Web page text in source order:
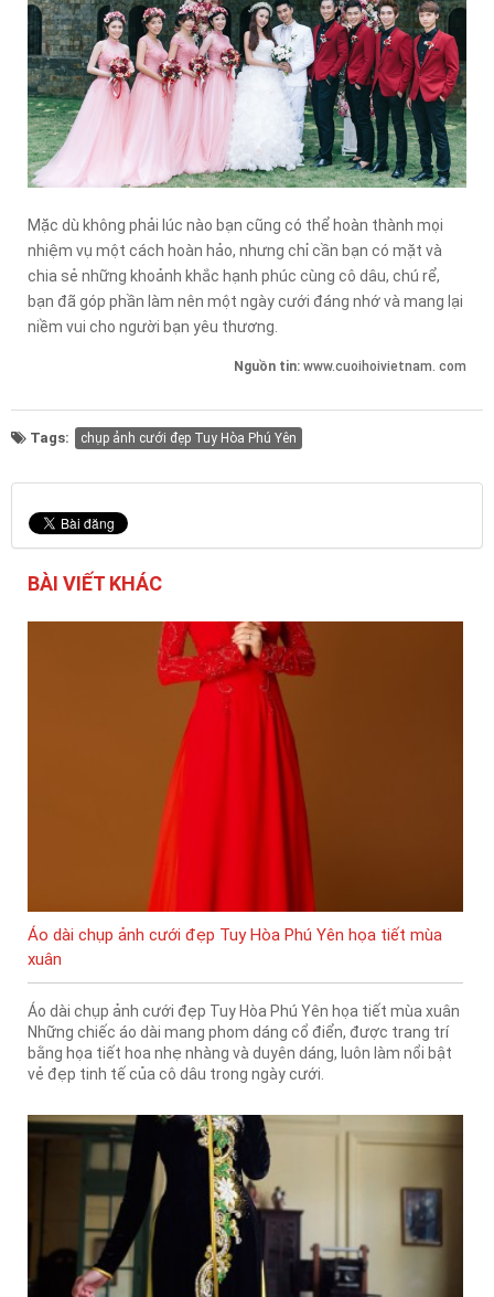
Mặc dù không phải lúc nào bạn cũng có thể hoàn thành mọi
nhiệm vụ một cách hoàn hảo, nhưng chỉ cần bạn có mặt và
chia sẻ những khoảnh khắc hạnh phúc cùng cô dâu, chú rể,
bạn đã góp phần làm nên một ngày cưới đáng nhớ và mang lại
niềm vui cho người bạn yêu thương.
Nguồn tin: www.cuoihoivietnam. com
Tags: chụp ảnh cưới đẹp Tuy Hòa Phú Yên
BÀI VIẾT KHÁC
Áo dài chụp ảnh cưới đẹp Tuy Hòa Phú Yên họa tiết mùa
xuân
Áo dài chụp ảnh cưới đẹp Tuy Hòa Phú Yên họa tiết mùa xuân
Những chiếc áo dài mang phom dáng cổ điển, được trang trí
bằng họa tiết hoa nhẹ nhàng và duyên dáng, luôn làm nổi bật
vẻ đẹp tinh tế của cô dâu trong ngày cưới.